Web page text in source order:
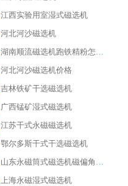
江西实验用室湿式磁选机
河北河沙磁选机
湖南顺流磁选机跑铁精粉怎么处理
河北河沙磁选机价格
吉林铁矿干选磁选机
广西锰矿湿式磁选机
江苏干式永磁磁选机
鄂尔多斯干式干选磁选机
山东永磁筒式磁选机磁偏角怎么调整
上海永磁湿式磁选机